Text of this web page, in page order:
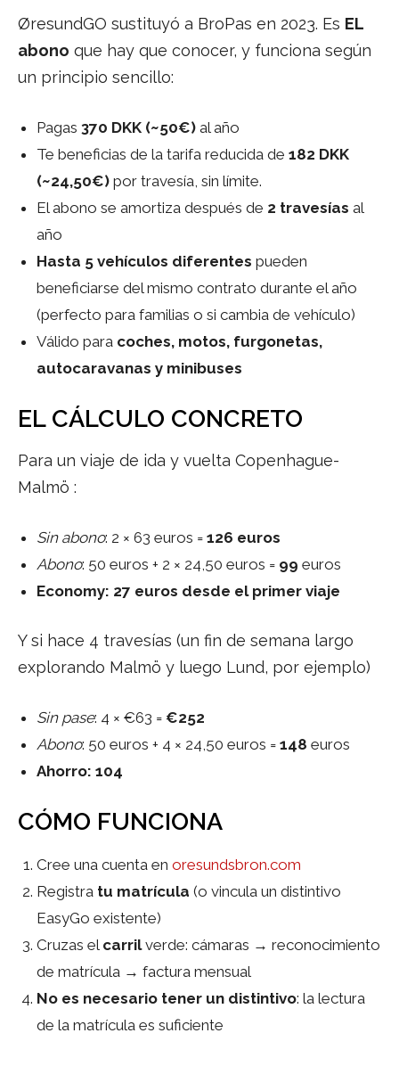
ØresundGO sustituyó a BroPas en 2023. Es EL
abono que hay que conocer, y funciona según
un principio sencillo:
Pagas 370 DKK (~50€) al año
Te beneficias de la tarifa reducida de 182 DKK
(~24,50€) por travesía, sin límite.
El abono se amortiza después de 2 travesías al
año
Hasta 5 vehículos diferentes pueden
beneficiarse del mismo contrato durante el año
(perfecto para familias o si cambia de vehículo)
Válido para coches, motos, furgonetas,
autocaravanas y minibuses
EL CÁLCULO CONCRETO
Para un viaje de ida y vuelta Copenhague-
Malmö :
Sin abono: 2 × 63 euros = 126 euros
Abono: 50 euros + 2 × 24,50 euros = 99 euros
Economy: 27 euros desde el primer viaje
Y si hace 4 travesías (un fin de semana largo
explorando Malmö y luego Lund, por ejemplo)
Sin pase: 4 × €63 = €252
Abono: 50 euros + 4 × 24,50 euros = 148 euros
Ahorro: 104
CÓMO FUNCIONA
Cree una cuenta en oresundsbron.com
Registra tu matrícula (o vincula un distintivo
EasyGo existente)
Cruzas el carrilverde: cámaras → reconocimiento
de matrícula → factura mensual
No es necesario tener un distintivo: la lectura
de la matrícula es suficiente